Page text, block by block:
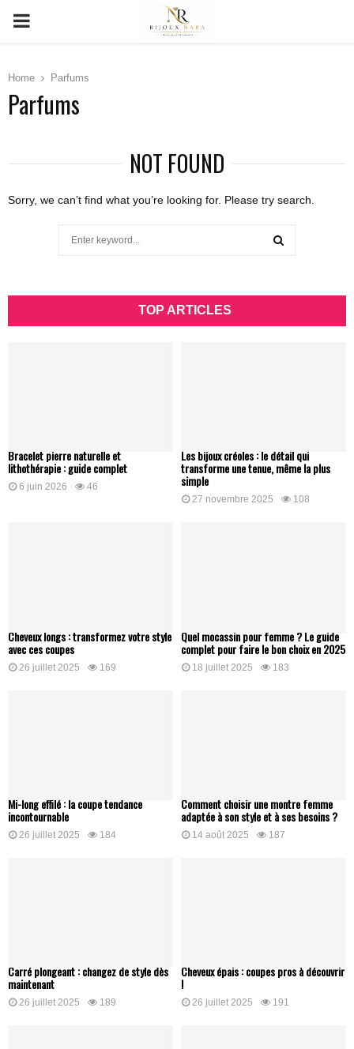
PRIMARY
Home Parfums
Parfums
NOT FOUND
Sorry, we can’t find what you’re looking for. Please try search.
TOP ARTICLES
Bracelet pierre naturelle et
lithothérapie : guide complet
6 juin 2026 46
Les bijoux créoles : le détail qui
transforme une tenue, même la plus
simple
27 novembre 2025 108
Cheveux longs : transformez votre style
avec ces coupes
26 juillet 2025 169
Quel mocassin pour femme ? Le guide
complet pour faire le bon choix en 2025
18 juillet 2025 183
Mi-long effilé : la coupe tendance
incontournable
26 juillet 2025 184
Comment choisir une montre femme
adaptée à son style et à ses besoins ?
14 août 2025 187
Carré plongeant : changez de style dès
maintenant
26 juillet 2025 189
Cheveux épais : coupes pros à découvrir
!
26 juillet 2025 191